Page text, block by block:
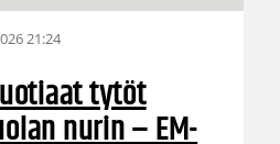
21:24
tytöt
nurin – EM-